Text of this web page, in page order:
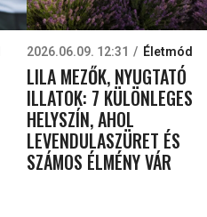
2026.06.09. 12:31 Életmód
LILA MEZŐK, NYUGTATÓ
ILLATOK: 7 KÜLÖNLEGES
HELYSZÍN, AHOL
LEVENDULASZÜRET ÉS
SZÁMOS ÉLMÉNY VÁR